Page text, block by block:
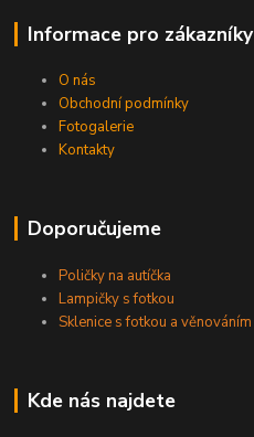
Informace pro zákazníky
O nás
Obchodní podmínky
Fotogalerie
Kontakty
Doporučujeme
Poličky na autíčka
Lampičky s fotkou
Sklenice s fotkou a věnováním
Kde nás najdete